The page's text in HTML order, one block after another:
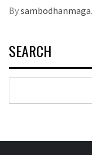
By
SEARCH